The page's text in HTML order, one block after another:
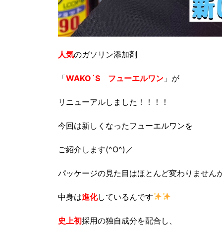
人気のガソリン添加剤
「WAKO´S フューエルワン 」が
リニューアルしました！！！！
今回は新しくなったフューエルワンを
ご紹介します(^O^)／
パッケージの見た目はほとんど変わりません
中身は進化しているんです
史上初採用の独自成分を配合し、